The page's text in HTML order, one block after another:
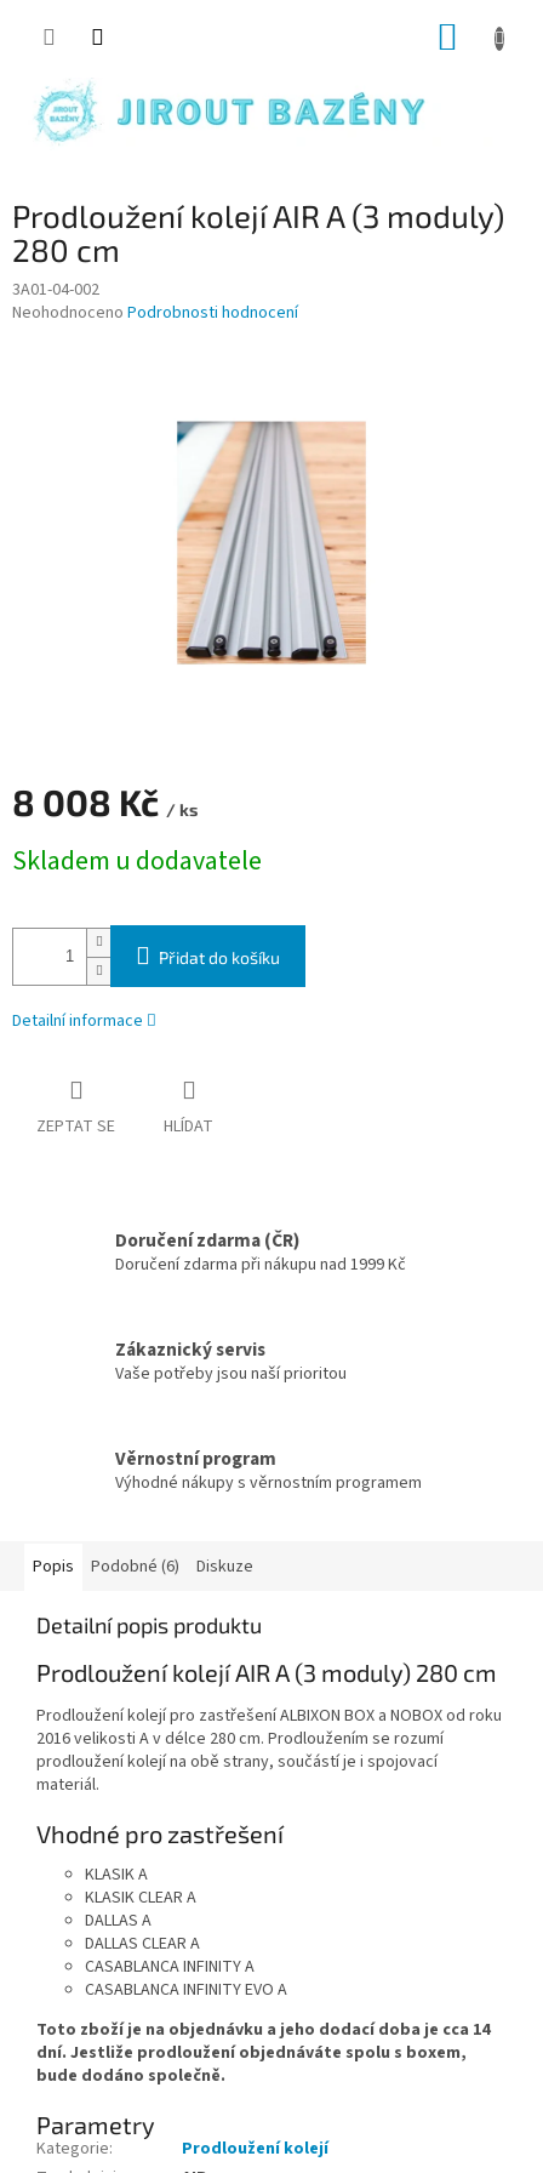
Prodloužení kolejí AIR A (3 moduly)
280 cm
3A01-04-002
Průměrné hodnocení produktu je 0,0 z 5 hvězdiček.
Neohodnoceno Podrobnosti hodnocení
8 008 Kč / ks
Skladem u dodavatele
Přidat do košíku
Detailní informace
ZEPTAT SE HLÍDAT
Doručení zdarma (ČR)
Doručení zdarma při nákupu nad 1999 Kč
Zákaznický servis
Vaše potřeby jsou naší prioritou
Věrnostní program
Výhodné nákupy s věrnostním programem
Popis Podobné (6) Diskuze
Detailní popis produktu
Prodloužení kolejí AIR A (3 moduly) 280 cm
Prodloužení kolejí pro zastřešení ALBIXON BOX a NOBOX od roku
2016 velikosti A v délce 280 cm. Prodloužením se rozumí
prodloužení kolejí na obě strany, součástí je i spojovací
materiál.
Vhodné pro zastřešení
KLASIK A
KLASIK CLEAR A
DALLAS A
DALLAS CLEAR A
CASABLANCA INFINITY A
CASABLANCA INFINITY EVO A
Toto zboží je na objednávku a jeho dodací doba je cca 14
dní. Jestliže prodloužení objednáváte spolu s boxem,
bude dodáno společně.
Parametry
Kategorie:
Prodloužení kolejí